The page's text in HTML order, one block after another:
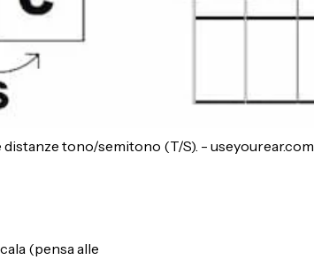
distanze tono/semitono (T/S). - useyourear.com
(pensa alle